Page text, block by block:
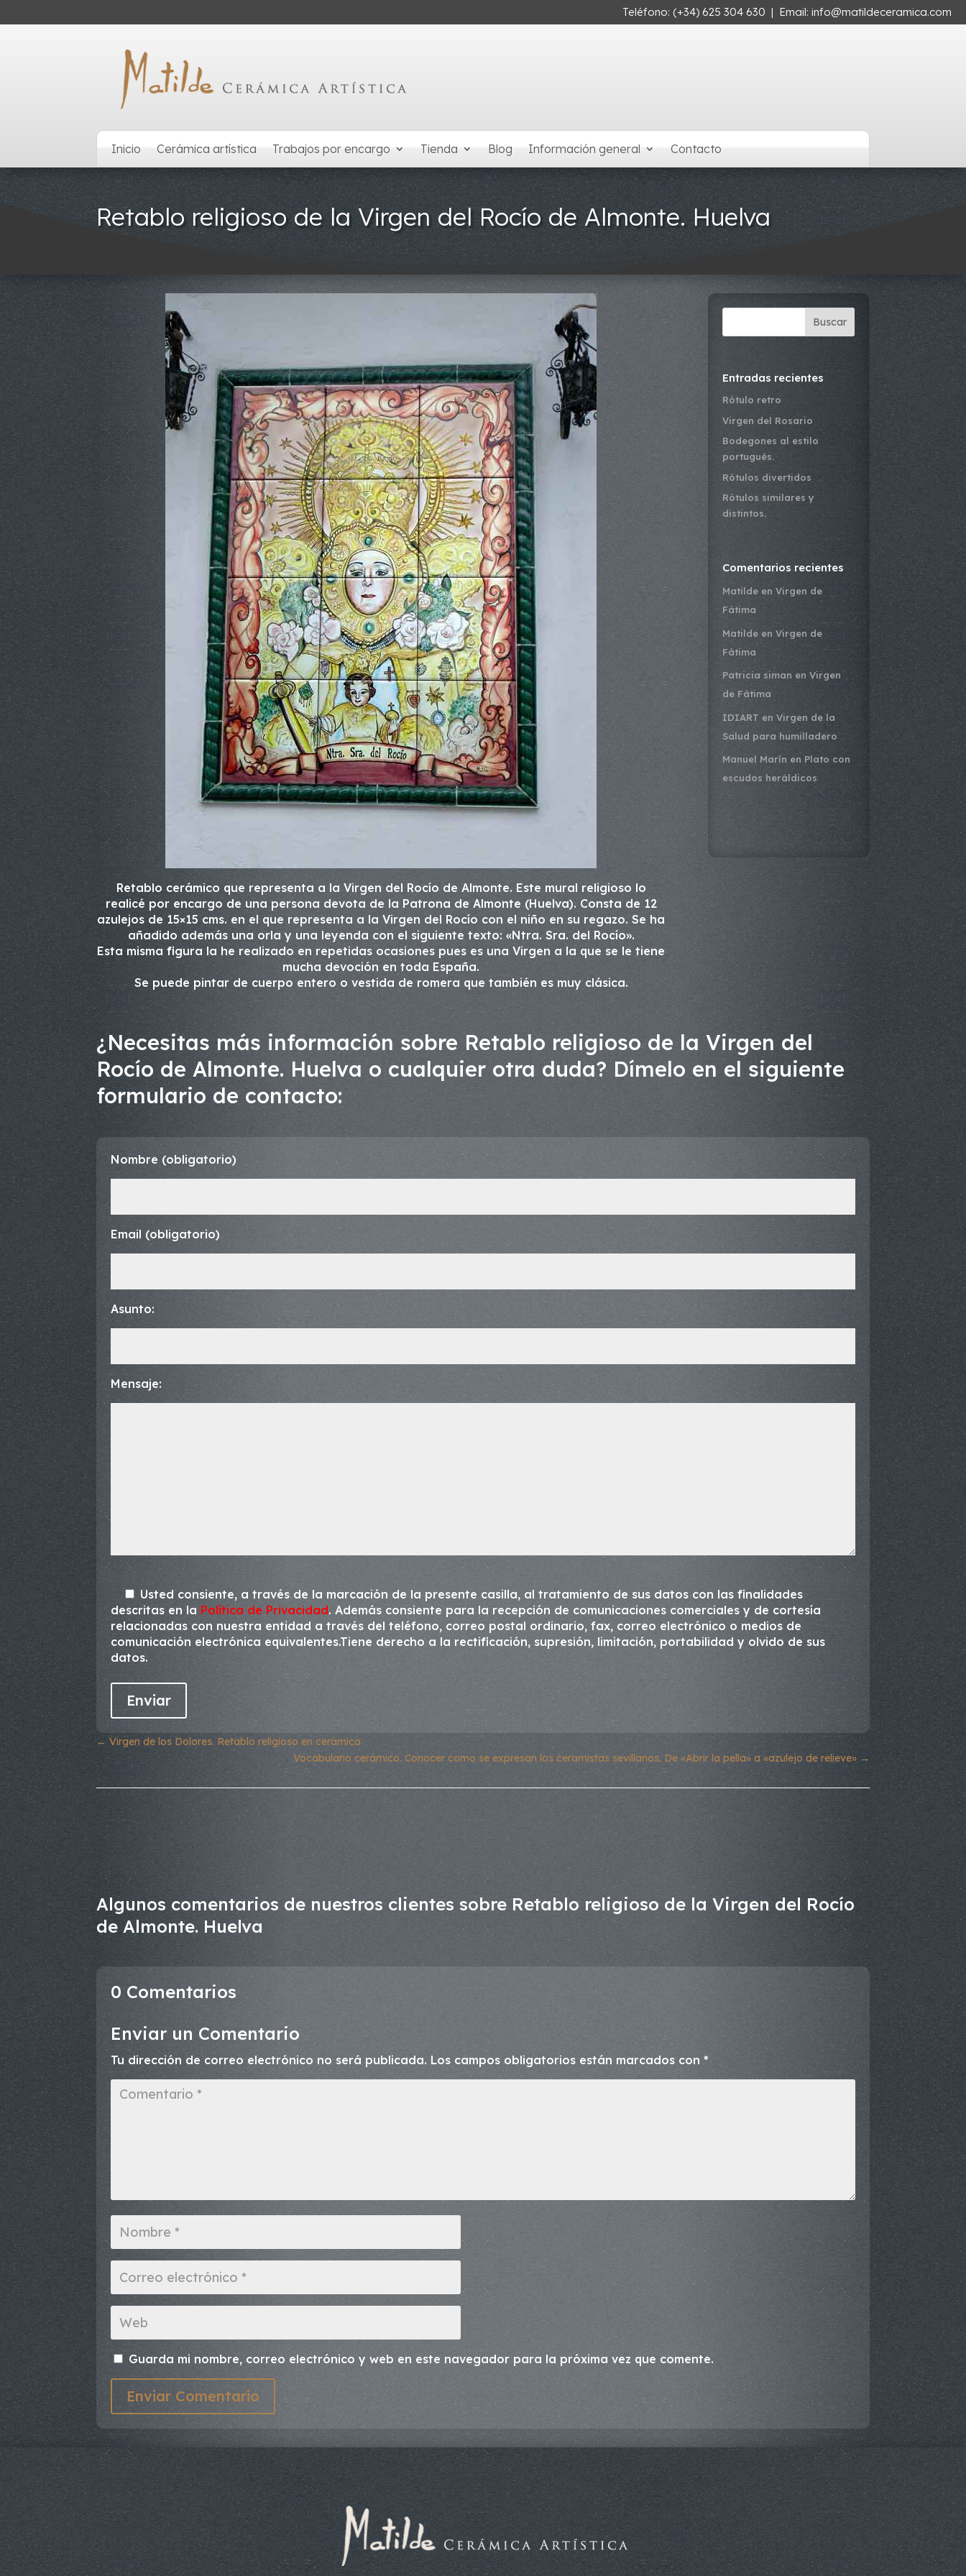
Teléfono: (+34) 625 304 630 | Email: info@matildeceramica.com
Inicio Cerámica artística Trabajos por encargo Tienda Blog Información general Contacto
Retablo religioso de la Virgen del Rocío de Almonte. Huelva
Retablo cerámico que representa a la Virgen del Rocío de Almonte. Este mural religioso lo
realicé por encargo de una persona devota de la Patrona de Almonte (Huelva). Consta de 12
azulejos de 15×15 cms. en el que representa a la Virgen del Rocío con el niño en su regazo. Se ha
añadido además una orla y una leyenda con el siguiente texto: «Ntra. Sra. del Rocío».
Esta misma figura la he realizado en repetidas ocasiones pues es una Virgen a la que se le tiene
mucha devoción en toda España.
Se puede pintar de cuerpo entero o vestida de romera que también es muy clásica.
Buscar
Entradas recientes
Rótulo retro
Virgen del Rosario
Bodegones al estilo
portugués.
Rótulos divertidos
Rótulos similares y
distintos.
Comentarios recientes
Matilde enVirgen de
Fátima
MatildeenVirgen de
Fátima
Patricia siman enVirgen
de Fátima
IDIART enVirgen de la
Salud para humilladero
Manuel Marín en Plato con
escudos heráldicos
¿Necesitas más información sobre Retablo religioso de la Virgen del
Rocío de Almonte. Huelva o cualquier otra duda? Dímelo en el siguiente
formulario de contacto:
Nombre (obligatorio)
Email (obligatorio)
Asunto:
Mensaje:
Usted consiente, a través de la marcación de la presente casilla, al tratamiento de sus datos con las finalidades
descritas en la Política de Privacidad. Además consiente para la recepción de comunicaciones comerciales y de cortesía
relacionadas con nuestra entidad a través del teléfono, correo postal ordinario, fax, correo electrónico o medios de
comunicación electrónica equivalentes.Tiene derecho a la rectificación, supresión, limitación, portabilidad y olvido de sus
datos.
←Virgen de los Dolores. Retablo religioso en cerámica
Vocabulario cerámico. Conocer como se expresan los ceramistas sevillanos. De «Abrir la pella» a «azulejo de relieve»→
Algunos comentarios de nuestros clientes sobre Retablo religioso de la Virgen del Rocío
de Almonte. Huelva
0 Comentarios
Enviar un Comentario
Tu dirección de correo electrónico no será publicada. Los campos obligatorios están marcados con*
Guarda mi nombre, correo electrónico y web en este navegador para la próxima vez que comente.
Enviar Comentario